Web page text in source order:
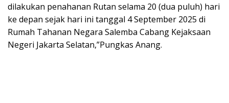
dilakukan penahanan Rutan selama 20 (dua puluh) hari
ke depan sejak hari ini tanggal 4 September 2025 di
Rumah Tahanan Negara Salemba Cabang Kejaksaan
Negeri Jakarta Selatan,”Pungkas Anang.